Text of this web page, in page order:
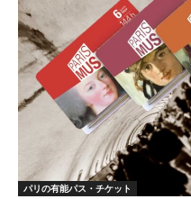
パリの有能パス・チケット